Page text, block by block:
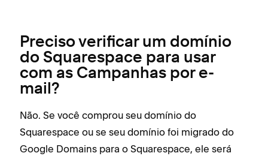
Preciso verificar um domínio
do Squarespace para usar
com as Campanhas por e-
mail?
Não. Se você comprou seu domínio do
Squarespace ou se seu domínio foi migrado do
Google Domains para o Squarespace, ele será